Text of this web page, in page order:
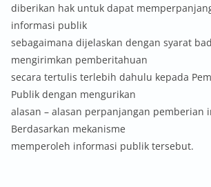
diberikan hak untuk dapat
informasi publik
sebagaimana dijelaskan dengan syarat
mengirimkan pemberitahuan
secara tertulis terlebih dahulu kepada
Publik dengan mengurikan
alasan – alasan perpanjangan pemberian
Berdasarkan mekanisme
memperoleh informasi publik tersebut.